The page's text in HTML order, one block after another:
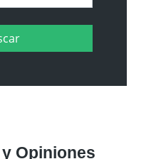
Opiniones